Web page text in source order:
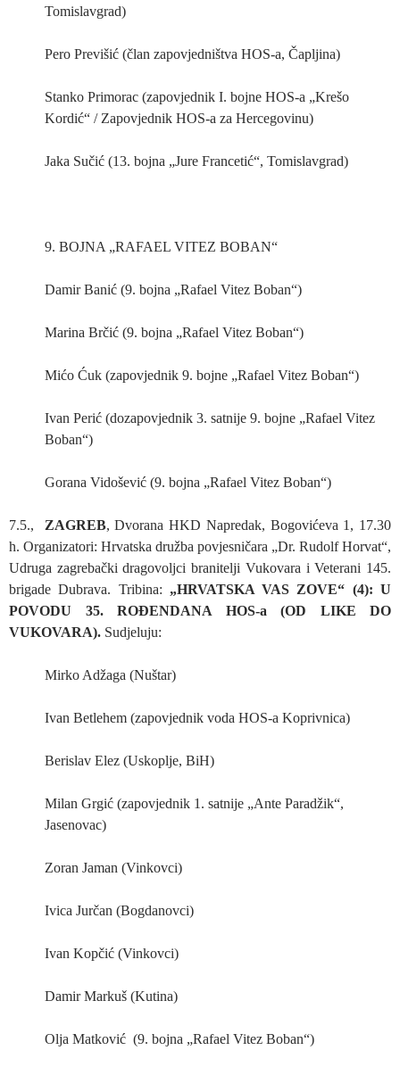
Tomislavgrad)
Pero Previšić (član zapovjedništva HOS-a, Čapljina)
Stanko Primorac (zapovjednik I. bojne HOS-a „Krešo
Kordić“ / Zapovjednik HOS-a za Hercegovinu)
Jaka Sučić (13. bojna „Jure Francetić“, Tomislavgrad)
9. BOJNA „RAFAEL VITEZ BOBAN“
Damir Banić (9. bojna „Rafael Vitez Boban“)
Marina Brčić (9. bojna „Rafael Vitez Boban“)
Mićo Ćuk (zapovjednik 9. bojne „Rafael Vitez Boban“)
Ivan Perić (dozapovjednik 3. satnije 9. bojne „Rafael Vitez
Boban“)
Gorana Vidošević (9. bojna „Rafael Vitez Boban“)
7.5., ZAGREB, Dvorana HKD Napredak, Bogovićeva 1, 17.30
h. Organizatori: Hrvatska družba povjesničara „Dr. Rudolf Horvat“,
Udruga zagrebački dragovoljci branitelji Vukovara i Veterani 145.
brigade Dubrava. Tribina: „HRVATSKA VAS ZOVE“ (4): U
POVODU 35. ROĐENDANA HOS-a (OD LIKE DO
VUKOVARA). Sudjeluju:
Mirko Adžaga (Nuštar)
Ivan Betlehem (zapovjednik voda HOS-a Koprivnica)
Berislav Elez (Uskoplje, BiH)
Milan Grgić (zapovjednik 1. satnije „Ante Paradžik“,
Jasenovac)
Zoran Jaman (Vinkovci)
Ivica Jurčan (Bogdanovci)
Ivan Kopčić (Vinkovci)
Damir Markuš (Kutina)
Olja Matković (9. bojna „Rafael Vitez Boban“)